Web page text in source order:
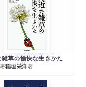
草の愉快な生きかた
著稲垣栄洋著